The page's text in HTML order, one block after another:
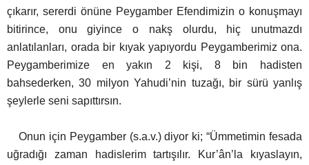
çıkarır, sererdi önüne Peygamber Efendimizin o konuşmayı
bitirince, onu giyince o nakş olurdu, hiç unutmazdı
anlatılanları, orada bir kıyak yapıyordu Peygamberimiz ona.
Peygamberimize en yakın 2 kişi, 8 bin hadisten
bahsederken, 30 milyon Yahudi’nin tuzağı, bir sürü yanlış
şeylerle seni sapıttırsın.
Onun için Peygamber (s.a.v.) diyor ki; “Ümmetimin fesada
uğradığı zaman hadislerim tartışılır. Kur’ân’la kıyaslayın,